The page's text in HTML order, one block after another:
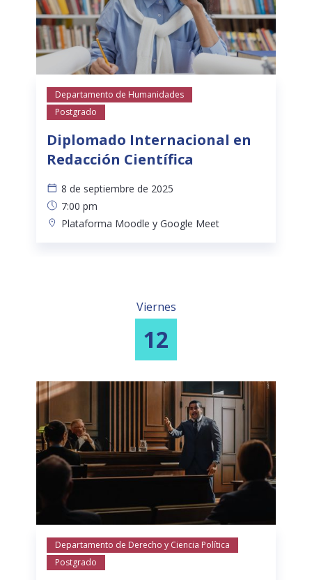
Departamento de Humanidades
Postgrado
Diplomado Internacional en
Redacción Científica
8 de septiembre de 2025
7:00 pm
Plataforma Moodle y Google Meet
Viernes
12
Departamento de Derecho y Ciencia Política
Postgrado